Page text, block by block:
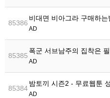
85386
비대면 비아그라 구매하
AD
85385
폭군 서브남주의 집착은
AD
85384
밤토끼 시즌2 - 무료웹툰
AD